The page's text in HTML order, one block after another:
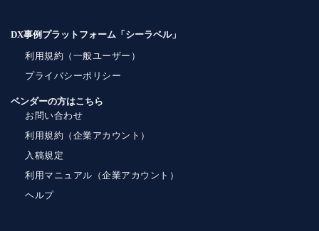
DX事例プラットフォーム「シーラベル」
利用規約（一般ユーザー）
プライバシーポリシー
ベンダーの方はこちら
お問い合わせ
利用規約（企業アカウント）
入稿規定
利用マニュアル（企業アカウント）
ヘルプ